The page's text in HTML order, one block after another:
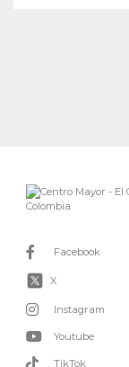
Facebook
X
Instagram
Youtube
TikTok